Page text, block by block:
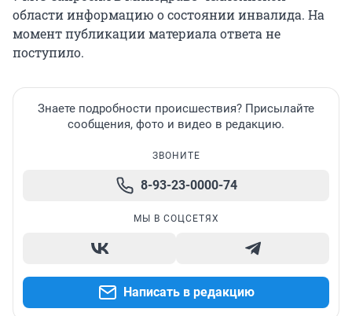
области информацию о состоянии инвалида. На
момент публикации материала ответа не
поступило.
Знаете подробности происшествия? Присылайте
сообщения, фото и видео в редакцию.
ЗВОНИТЕ
8-93-23-0000-74
МЫ В СОЦСЕТЯХ
Написать в редакцию